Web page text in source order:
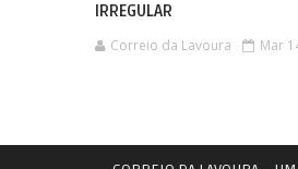
IRREGULAR
Correio da Lavoura Mar